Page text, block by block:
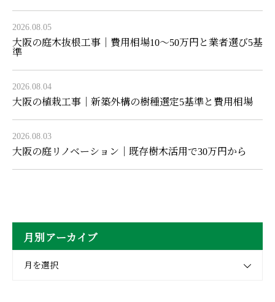
2026.08.05
大阪の庭木抜根工事｜費用相場10〜50万円と業者選び5基
準
2026.08.04
大阪の植栽工事｜新築外構の樹種選定5基準と費用相場
2026.08.03
大阪の庭リノベーション｜既存樹木活用で30万円から
月別アーカイブ
月を選択